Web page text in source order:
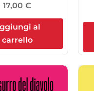
17,00€
al
carrello